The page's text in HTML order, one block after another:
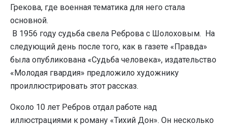
Грекова, где военная тематика для него стала
основной.
В 1956 году судьба свела Реброва с Шолоховым. На
следующий день после того, как в газете «Правда»
была опубликована «Судьба человека», издательство
«Молодая гвардия» предложило художнику
проиллюстрировать этот рассказ.
Около 10 лет Ребров отдал работе над
иллюстрациями к роману «Тихий Дон». Он несколько